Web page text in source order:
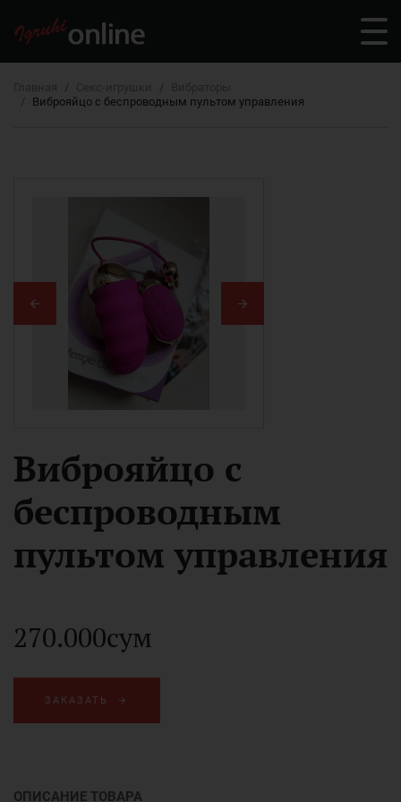
Виброяйцо с беспроводным пультом управления
Виброяйцо с
беспроводным
пультом управления
270.000сум
ЗАКАЗАТЬ
ОПИСАНИЕ ТОВАРА